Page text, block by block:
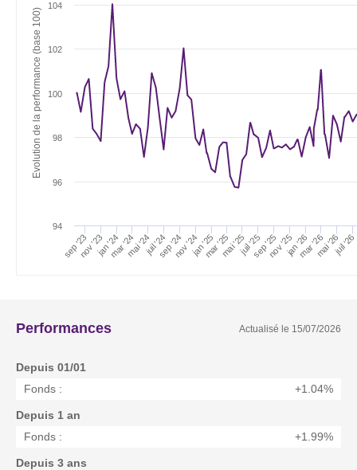
Evolution de la performance (base 100)
sep '23nov '23jan '24mar '24mai '24juil '24sep '24nov '24jan '25mar '25mai '25juil '25sep '25nov '25jan '26mar '26mai '26juil '26
94
96
98
100
102
104
Performances Actualisé le 15/07/2026
Depuis 01/01
Fonds :
+1.04%
Depuis 1 an
Fonds :
+1.99%
Depuis 3 ans